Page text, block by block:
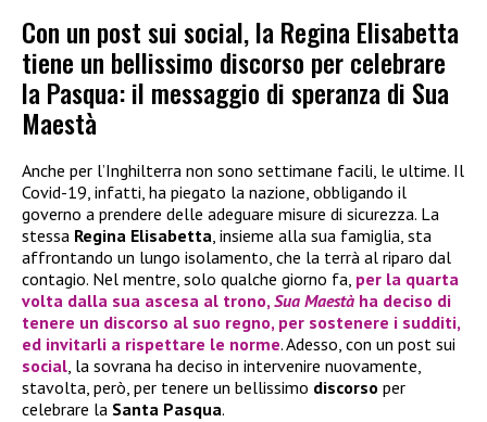
Con un post sui social, la Regina Elisabetta
tiene un bellissimo discorso per celebrare
la Pasqua: il messaggio di speranza di Sua
Maestà
Anche per l’Inghilterra non sono settimane facili, le ultime. Il
Covid-19, infatti, ha piegato la nazione, obbligando il
governo a prendere delle adeguare misure di sicurezza. La
stessa Regina Elisabetta, insieme alla sua famiglia, sta
affrontando un lungo isolamento, che la terrà al riparo dal
contagio. Nel mentre, solo qualche giorno fa, per la quarta
volta dalla sua ascesa al trono,Sua Maestà ha deciso di
tenere un discorso al suo regno, per sostenere i sudditi,
ed invitarli a rispettare le norme. Adesso, con un post sui
social, la sovrana ha deciso in intervenire nuovamente,
stavolta, però, per tenere un bellissimo discorso per
celebrare la Santa Pasqua.